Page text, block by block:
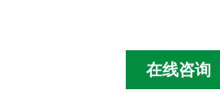
在线咨询